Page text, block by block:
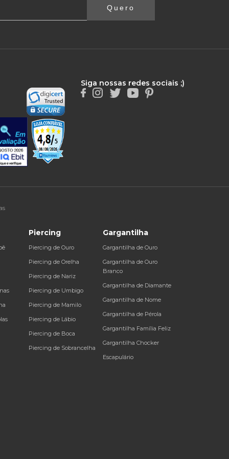
Quero
Siga nossas redes sociais ;)
Piercing
Piercing de Ouro
Piercing de Orelha
Piercing de Nariz
Piercing de Umbigo
Piercing de Mamilo
Piercing de Lábio
Piercing de Boca
Piercing de Sobrancelha
Gargantilha
Gargantilha de Ouro
Gargantilha de Ouro
Branco
Gargantilha de Diamante
Gargantilha de Nome
Gargantilha de Pérola
Gargantilha Família Feliz
Gargantilha Chocker
Escapulário